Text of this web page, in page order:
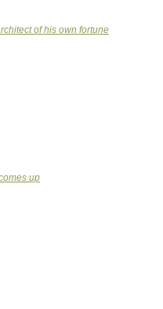
of his own fortune
up